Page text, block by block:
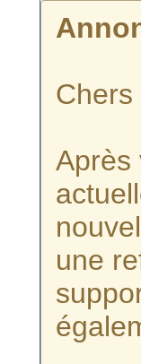
Après
une